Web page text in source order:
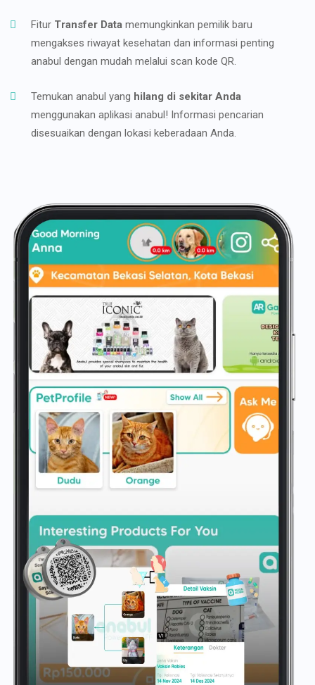
Fitur Transfer Data memungkinkan pemilik baru
mengakses riwayat kesehatan dan informasi penting
anabul dengan mudah melalui scan kode QR.
Temukan anabul yang hilang di sekitar Anda
menggunakan aplikasi anabul! Informasi pencarian
disesuaikan dengan lokasi keberadaan Anda.